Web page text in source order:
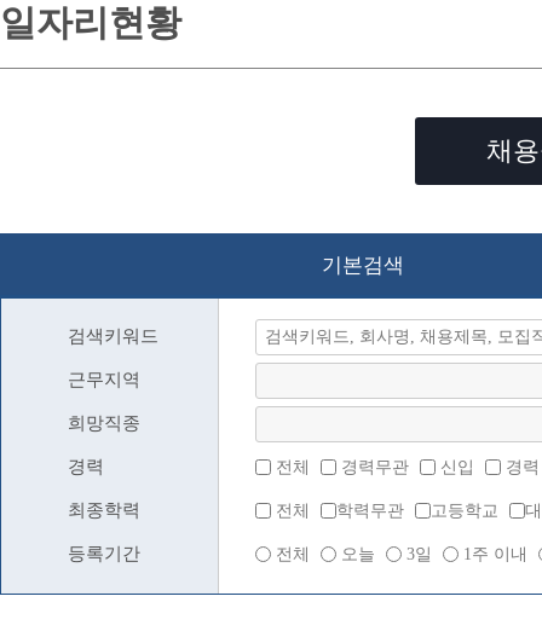
일자리현황
채
기본검색
검색키워드
근무지역
희망직종
경력 전체 경력무관 신입 경력
최종학력 전체 학력무관 고등학교
등록기간 전체 오늘 3일 1주 이내